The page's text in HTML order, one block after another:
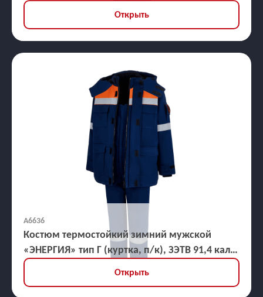
ЗЭТВ 82,1 кал/кв.см
Открыть
А6636
Костюм термостойкий зимний мужской
«ЭНЕРГИЯ» тип Г (куртка, п/к), ЗЭТВ 91,4 кал/
кв.см
Открыть